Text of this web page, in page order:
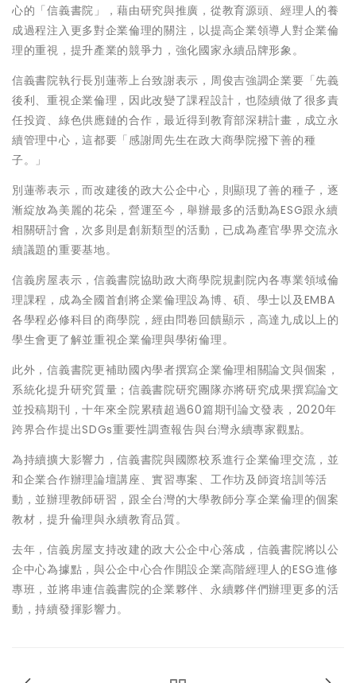
心的「信義書院」，藉由研究與推廣，從教育源頭、經理人的養
成過程注入更多對企業倫理的關注，以提高企業領導人對企業倫
理的重視，提升產業的競爭力，強化國家永續品牌形象。
信義書院執行長別蓮蒂上台致謝表示，周俊吉強調企業要「先義
後利、重視企業倫理，因此改變了課程設計，也陸續做了很多責
任投資、綠色供應鏈的合作，最近得到教育部深耕計畫，成立永
續管理中心，這都要「感謝周先生在政大商學院撥下善的種
子。」
別蓮蒂表示，而改建後的政大公企中心，則顯現了善的種子，逐
漸綻放為美麗的花朵，營運至今，舉辦最多的活動為ESG跟永續
相關研討會，次多則是創新類型的活動，已成為產官學界交流永
續議題的重要基地。
信義房屋表示，信義書院協助政大商學院規劃院內各專業領域倫
理課程，成為全國首創將企業倫理設為博、碩、學士以及EMBA
各學程必修科目的商學院，經由問卷回饋顯示，高達九成以上的
學生會更了解並重視企業倫理與學術倫理。
此外，信義書院更補助國內學者撰寫企業倫理相關論文與個案，
系統化提升研究質量；信義書院研究團隊亦將研究成果撰寫論文
並投稿期刊，十年來全院累積超過60篇期刊論文發表，2020年
跨界合作提出SDGs重要性調查報告與台灣永續專家觀點。
為持續擴大影響力，信義書院與國際校系進行企業倫理交流，並
和企業合作辦理論壇講座、實習專案、工作坊及師資培訓等活
動，並辦理教師研習，跟全台灣的大學教師分享企業倫理的個案
教材，提升倫理與永續教育品質。
去年，信義房屋支持改建的政大公企中心落成，信義書院將以公
企中心為據點，與公企中心合作開設企業高階經理人的ESG進修
專班，並將串連信義書院的企業夥伴、永續夥伴們辦理更多的活
動，持續發揮影響力。